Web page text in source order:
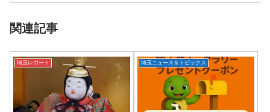
関連記事
埼玉レポート 埼玉ニュース＆トピックス